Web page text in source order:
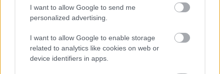
I want to allow Google to send me
personalized advertising.
I want to allow Google to enable storage
related to analytics like cookies on web or
device identifiers in apps.